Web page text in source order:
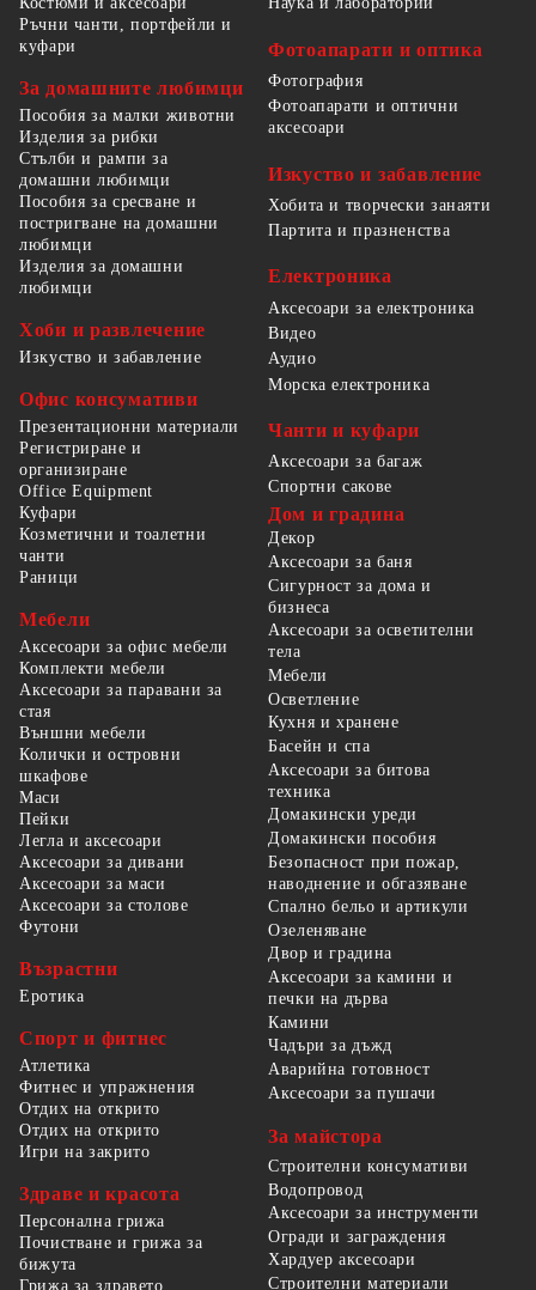
Ръчни чанти, портфейли и
куфари
За домашните любимци
Пособия за малки животни
Изделия за рибки
Стълби и рампи за
домашни любимци
Пособия за сресване и
постригване на домашни
любимци
Изделия за домашни
любимци
Хоби и развлечение
Изкуство и забавление
Офис консумативи
Презентационни материали
Регистриране и
организиране
Office Equipment
Фотоапарати и оптика
Фотография
Фотоапарати и оптични
аксесоари
Изкуство и забавление
Хобита и творчески занаяти
Партита и празненства
Електроника
Аксесоари за електроника
Видео
Аудио
Морска електроника
Чанти и куфари
Аксесоари за багаж
Спортни сакове
Куфари
Козметични и тоалетни
чанти
Раници
Мебели
Аксесоари за офис мебели
Комплекти мебели
Аксесоари за паравани за
стая
Външни мебели
Колички и островни
шкафове
Маси
Пейки
Легла и аксесоари
Аксесоари за дивани
Аксесоари за маси
Аксесоари за столове
Футони
Възрастни
Еротика
Спорт и фитнес
Атлетика
Фитнес и упражнения
Отдих на открито
Отдих на открито
Игри на закрито
Здраве и красота
Персонална грижа
Почистване и грижа за
бижута
Грижа за здравето
Дом и градина
Декор
Аксесоари за баня
Сигурност за дома и
бизнеса
Аксесоари за осветителни
тела
Мебели
Осветление
Кухня и хранене
Басейн и спа
Аксесоари за битова
техника
Домакински уреди
Домакински пособия
Безопасност при пожар,
наводнение и обгазяване
Спално бельо и артикули
Озеленяване
Двор и градина
Аксесоари за камини и
печки на дърва
Камини
Чадъри за дъжд
Аварийна готовност
Аксесоари за пушачи
За майстора
Строителни консумативи
Водопровод
Аксесоари за инструменти
Огради и заграждения
Хардуер аксесоари
Строителни материали